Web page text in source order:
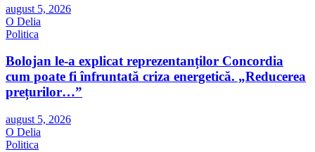
august 5, 2026
O Delia
Politica
Bolojan le-a explicat reprezentanților Concordia
cum poate fi înfruntată criza energetică. „Reducerea
prețurilor…”
august 5, 2026
O Delia
Politica